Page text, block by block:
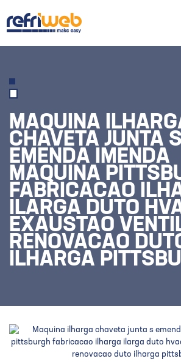
MAQUINA
CHAVETA JUNTA S
EMENDA IMENDA
MAQUINA
FABRICACAO
ILARGA DUTO
EXAUSTAO
RENOVACAO
ILHARGA